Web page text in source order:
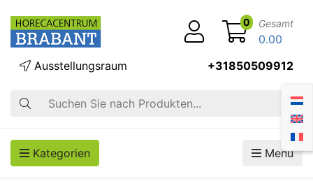
Suche
Ausstellungsraum +31850509912
0 Gesamt
0.00
Kategorien Menü